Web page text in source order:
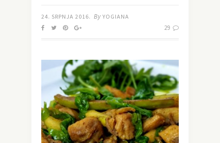
24. SRPNJA 2016. By YOGIANA
29